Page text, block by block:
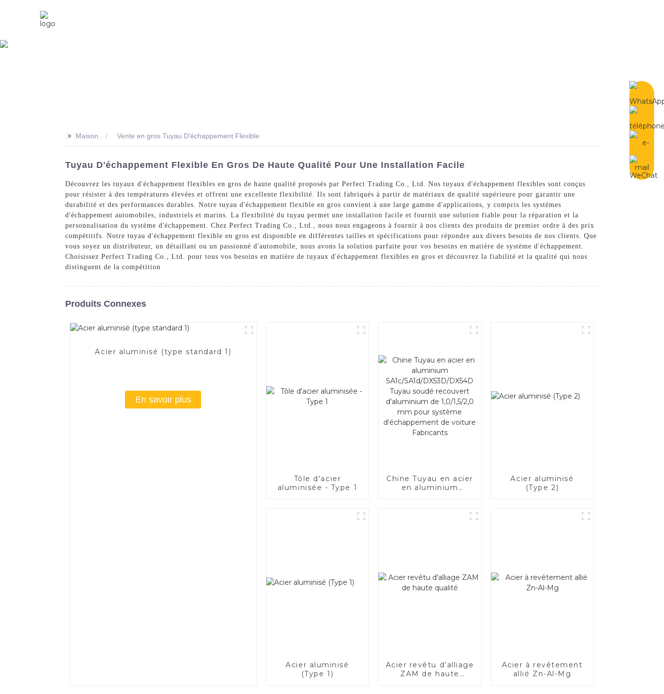
>> Maison Vente en gros Tuyau D'échappement Flexible
Tuyau D'échappement Flexible En Gros De Haute Qualité Pour Une Installation Facile
Découvrez les tuyaux d'échappement flexibles en gros de haute qualité proposés par Perfect Trading Co., Ltd. Nos tuyaux d'échappement flexibles sont conçus
pour résister à des températures élevées et offrent une excellente flexibilité. Ils sont fabriqués à partir de matériaux de qualité supérieure pour garantir une
durabilité et des performances durables. Notre tuyau d'échappement flexible en gros convient à une large gamme d'applications, y compris les systèmes
d'échappement automobiles, industriels et marins. La flexibilité du tuyau permet une installation facile et fournit une solution fiable pour la réparation et la
personnalisation du système d'échappement. Chez Perfect Trading Co., Ltd., nous nous engageons à fournir à nos clients des produits de premier ordre à des prix
compétitifs. Notre tuyau d'échappement flexible en gros est disponible en différentes tailles et spécifications pour répondre aux divers besoins de nos clients. Que
vous soyez un distributeur, un détaillant ou un passionné d'automobile, nous avons la solution parfaite pour vos besoins en matière de système d'échappement.
Choisissez Perfect Trading Co., Ltd. pour tous vos besoins en matière de tuyaux d'échappement flexibles en gros et découvrez la fiabilité et la qualité qui nous
distinguent de la compétition
Produits Connexes
Acier aluminisé (type standard 1)
En savoir plus
Tôle d'acier
aluminisée - Type 1
Chine Tuyau en acier
en aluminium
Acier aluminisé
(Type 2)
Acier aluminisé
(Type 1)
Acier revêtu d'alliage
ZAM de haute
Acier à revêtement
allié Zn-Al-Mg